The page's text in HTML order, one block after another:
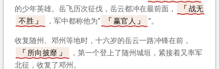
的少年英雄。岳飞历次征伐，岳云都冲在最前面，
战无
不胜
，军中都称他为“ 赢官人 ”。
收复随州、邓州等地时，十六岁的岳云一路冲锋在前，
所向披靡
，第一个登上了随州城垣，紧接着又率军
北征，收复了邓州。